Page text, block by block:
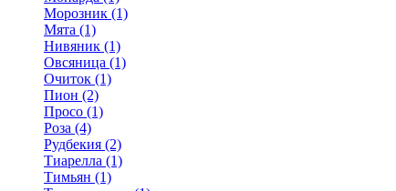
Морозник (1)
Мята (1)
Нивяник (1)
Овсяница (1)
Очиток (1)
Пион (2)
Просо (1)
Роза (4)
Рудбекия (2)
Тиарелла (1)
Тимьян (1)